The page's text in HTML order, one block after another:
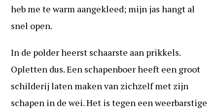
heb me te warm aangekleed; mijn jas hangt al
snel open.
In de polder heerst schaarste aan prikkels.
Opletten dus. Een schapenboer heeft een groot
schilderij laten maken van zichzelf met zijn
schapen in de wei. Het is tegen een weerbarstige